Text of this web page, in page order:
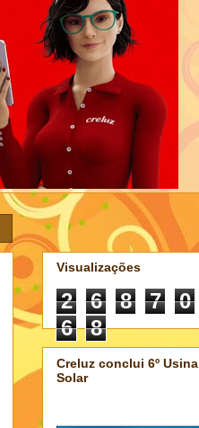
Visualizações
2 6 8 7
0
6
8
Creluz conclui 6º Usina
Solar